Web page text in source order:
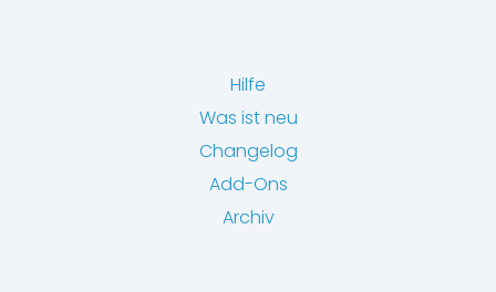
Hilfe
Was ist neu
Changelog
Add-Ons
Archiv